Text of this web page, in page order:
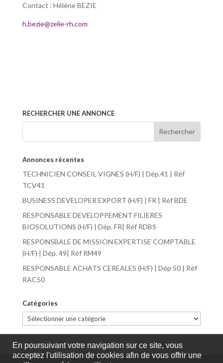
Contact : Hélène BEZIE
h.bezie@zelie-rh.com
RECHERCHER UNE ANNONCE
Annonces récentes
TECHNICIEN CONSEIL VIGNES (H/F) | Dép.41 | Réf
TCV41
BUSINESS DEVELOPER EXPORT (H/F) | FR | Réf BDE
RESPONSABLE DEVELOPPEMENT FILIERES
BIOSOLUTIONS (H/F) | Dép. FR| Réf RDBS
RESPONSBALE DE MISSION EXPERTISE COMPTABLE
(H/F) | Dép. 49| Réf RM49
RESPONSABLE ACHATS CEREALES (H/F) | Dép 50 | Réf
RAC50
Catégories
Catégories
En poursuivant votre navigation sur ce site, vous
acceptez l'utilisation de cookies afin de vous offrir une